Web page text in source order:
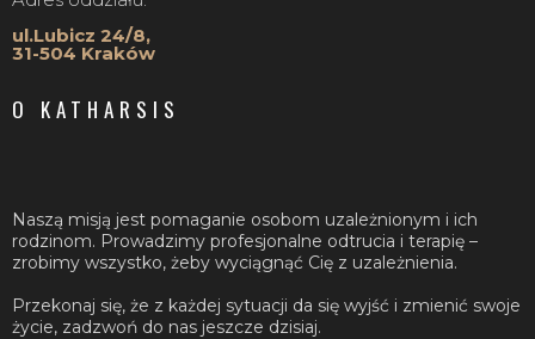
ul.Lubicz 24/8,
31-504 Kraków
O KATHARSIS
Naszą misją jest pomaganie osobom uzależnionym i ich
rodzinom. Prowadzimy profesjonalne odtrucia i terapię –
zrobimy wszystko, żeby wyciągnąć Cię z uzależnienia.
Przekonaj się, że z każdej sytuacji da się wyjść i zmienić swoje
życie, zadzwoń do nas jeszcze dzisiaj.